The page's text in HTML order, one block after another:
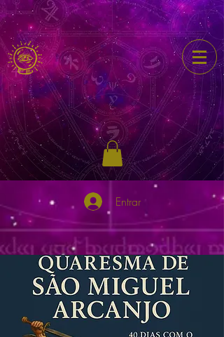
Entrar